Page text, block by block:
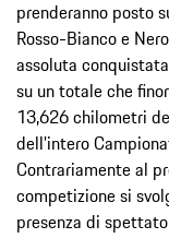
prenderanno posto
Rosso-Bianco e
assoluta
su un totale che
13,626 chilometri
dell’intero
Contrariamente al
competizione si
presenza di